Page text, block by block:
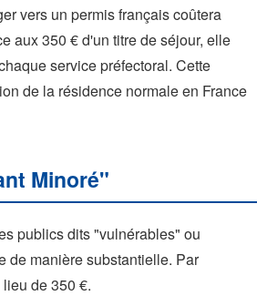
vers un permis français coûtera
aux 350 € d'un titre de séjour, elle
service préfectoral. Cette
de la résidence normale en France
Minoré"
publics dits "vulnérables" ou
de manière substantielle. Par
de 350 €.